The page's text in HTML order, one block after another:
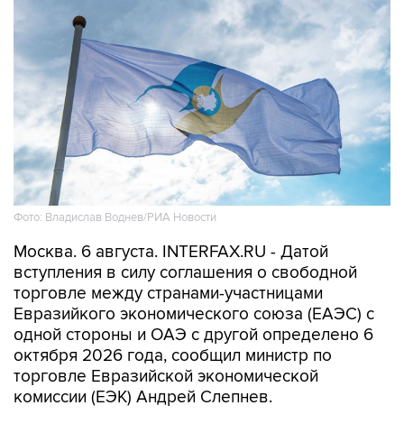
Фото: Владислав Воднев/РИА Новости
Москва. 6 августа. INTERFAX.RU - Датой
вступления в силу соглашения о свободной
торговле между странами-участницами
Евразийкого экономического союза (ЕАЭС) с
одной стороны и ОАЭ с другой определено 6
октября 2026 года, сообщил министр по
торговле Евразийской экономической
комиссии (ЕЭК) Андрей Слепнев.